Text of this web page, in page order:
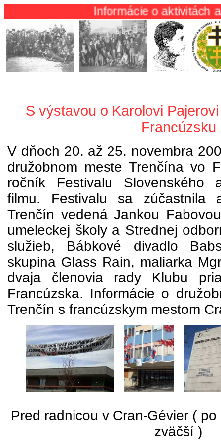
Informácie o aktivitách a činnosti
S výstavou o Karolovi
Francúzsku
V dňoch 20. až 25. novembra
družobnom meste Trenčína vo
ročník Festivalu Slovenského
filmu. Festivalu sa zúčastnila
Trenčín vedená Jankou
umeleckej školy a Strednej
služieb, Bábkové divadlo
skupina Glass Rain, maliarka
dvaja členovia rady Klubu
Francúzska. Informácie o
Trenčín s francúzskym mestom
Pred radnicou v Cran-Gévier (
zväčší )